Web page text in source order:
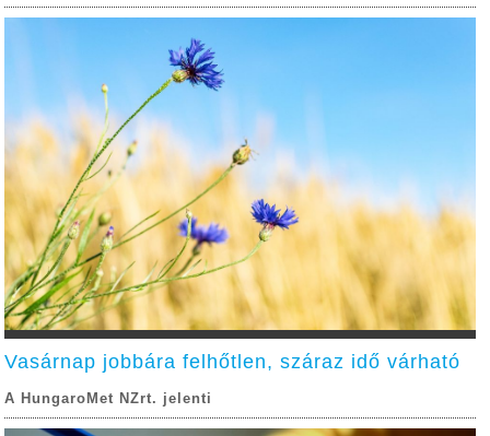
Vasárnap jobbára felhőtlen, száraz idő várható
A HungaroMet NZrt. jelenti